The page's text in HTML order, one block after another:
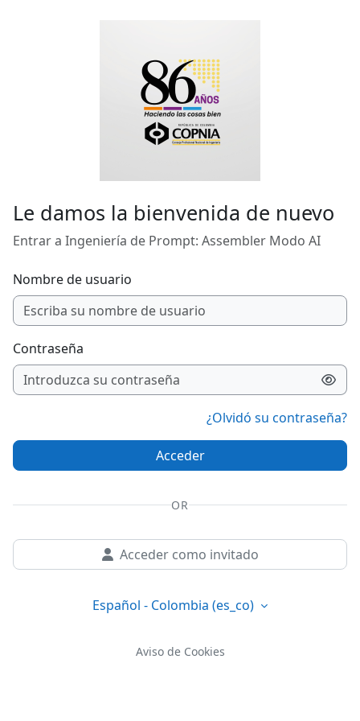
Le damos la bienvenida de nuevo
Entrar a Ingeniería de Prompt: Assembler Modo AI
Nombre de usuario
Contraseña
¿Olvidó su contraseña?
Acceder
OR
Acceder como invitado
Español - Colombia ‎(es_co)‎
Aviso de Cookies